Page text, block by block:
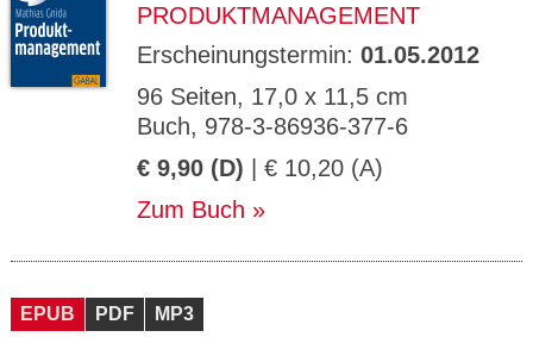
PRODUKTMANAGEMENT
Erscheinungstermin: 01.05.2012
96 Seiten, 17,0 x 11,5 cm
Buch, 978-3-86936-377-6
€ 9,90 (D) | € 10,20 (A)
Zum Buch
EPUB PDF MP3